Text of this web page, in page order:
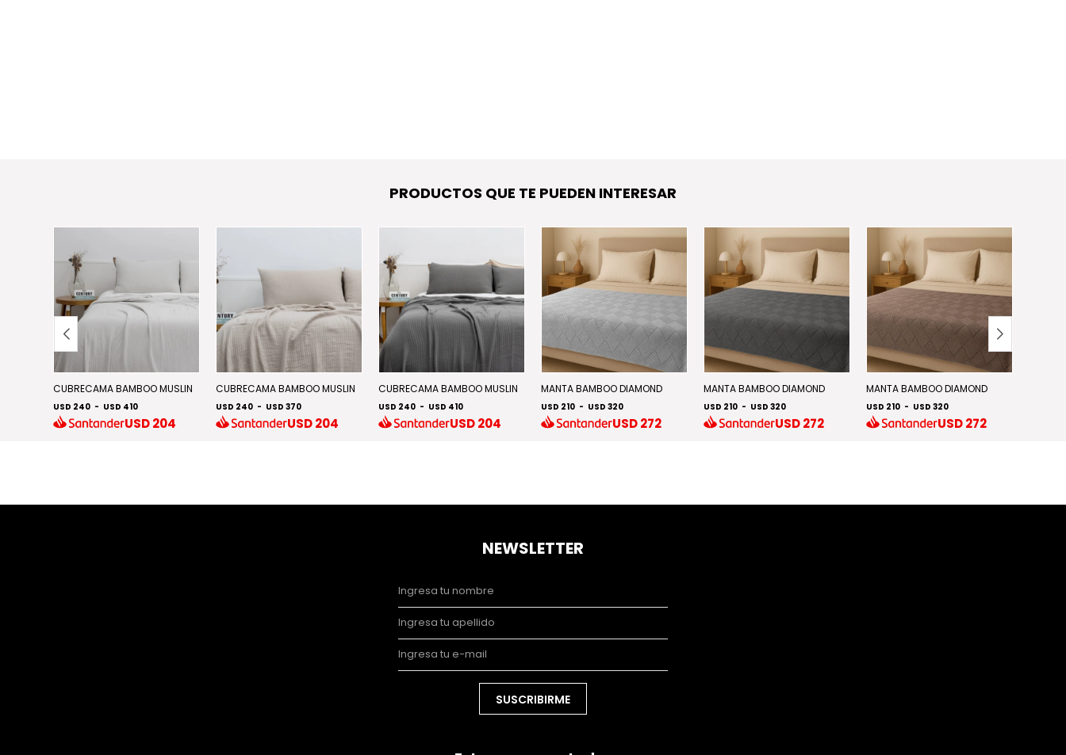
PRODUCTOS QUE TE PUEDEN INTERESAR
CUBRECAMA BAMBOO MUSLIN
USD 240 - USD 410
USD204
CUBRECAMA BAMBOO MUSLIN
USD 240 - USD 370
USD204
CUBRECAMA BAMBOO MUSLIN
USD 240 - USD 410
USD204
MANTA BAMBOO DIAMOND
USD 210 - USD 320
USD272
MANTA BAMBOO DIAMOND
USD 210 - USD 320
USD272
MANTA BAMBOO DIAMOND
USD 210 - USD 320
USD272
NEWSLETTER
SUSCRIBIRME